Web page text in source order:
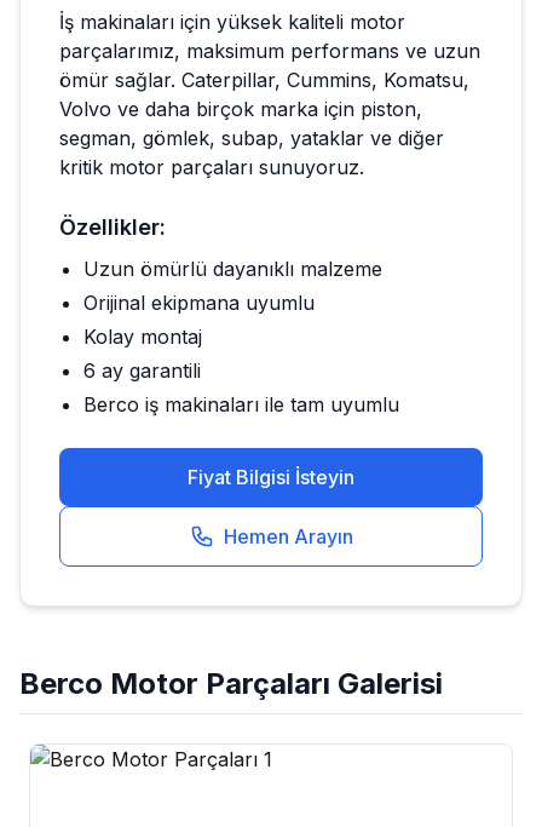
İş makinaları için yüksek kaliteli motor
parçalarımız, maksimum performans ve uzun
ömür sağlar. Caterpillar, Cummins, Komatsu,
Volvo ve daha birçok marka için piston,
segman, gömlek, subap, yataklar ve diğer
kritik motor parçaları sunuyoruz.
Özellikler:
Uzun ömürlü dayanıklı malzeme
Orijinal ekipmana uyumlu
Kolay montaj
6 ay garantili
Berco iş makinaları ile tam uyumlu
Fiyat Bilgisi İsteyin
Hemen Arayın
Berco Motor Parçaları Galerisi